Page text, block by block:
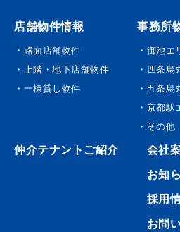
店舗物件情報
・路面店舗物件
・上階・地下店舗物件
・一棟貸し物件
事務所
・御池エ
・四条烏
・五条烏
・京都駅
・その他
仲介テナントご紹介
会社
お知
採用
お問